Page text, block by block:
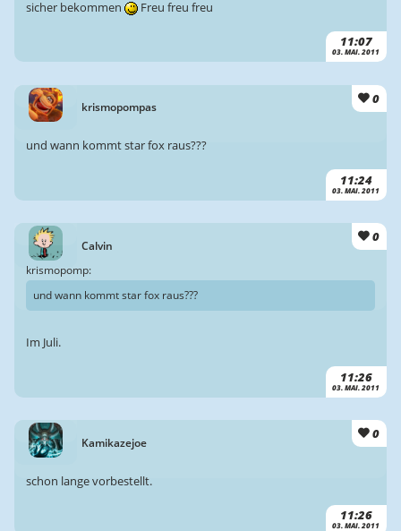
11:07
03. MAI. 2011
sicher bekommen
Freu freu freu
krismopompas
0
11:24
03. MAI. 2011
und wann kommt star fox raus???
Calvin
0
11:26
03. MAI. 2011
krismopomp:
und wann kommt star fox raus???
Im Juli.
Kamikazejoe
0
11:26
03. MAI. 2011
schon lange vorbestellt.